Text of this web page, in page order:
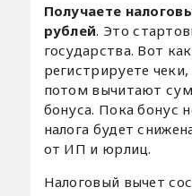
Получаете
рублей. Это
государства. Вот
регистрируете
потом вычитают
бонуса. Пока бонус
налога будет
от ИП и юрлиц.
Налоговый вычет